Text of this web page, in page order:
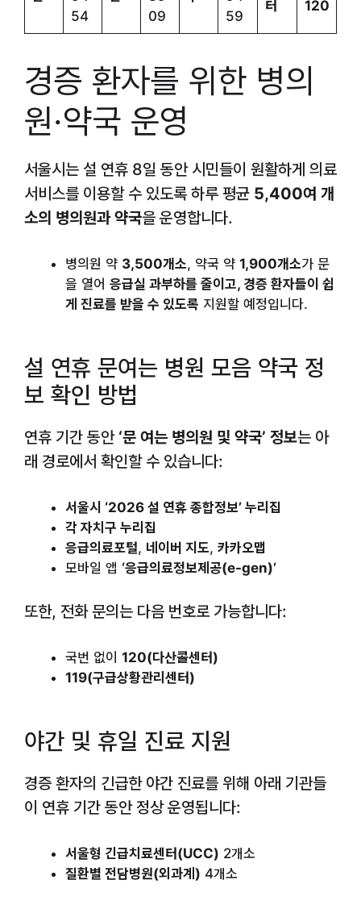
54
09
59
터 120
경증 환자를 위한 병의
원·약국 운영
서울시는 설 연휴 8일 동안 시민들이 원활하게 의료
서비스를 이용할 수 있도록 하루 평균 5,400여 개
소의 병의원과 약국을 운영합니다.
병의원 약 3,500개소, 약국 약 1,900개소가 문
을 열어 응급실 과부하를 줄이고, 경증 환자들이 쉽
게 진료를 받을 수 있도록 지원할 예정입니다.
설 연휴 문여는 병원 모음 약국 정
보 확인 방법
연휴 기간 동안 ‘문 여는 병의원 및 약국’ 정보는 아
래 경로에서 확인할 수 있습니다:
서울시 ‘2026 설 연휴 종합정보’ 누리집
각 자치구 누리집
응급의료포털, 네이버 지도, 카카오맵
모바일 앱 ‘응급의료정보제공(e-gen)’
또한, 전화 문의는 다음 번호로 가능합니다:
국번 없이 120(다산콜센터)
119(구급상황관리센터)
야간 및 휴일 진료 지원
경증 환자의 긴급한 야간 진료를 위해 아래 기관들
이 연휴 기간 동안 정상 운영됩니다:
서울형 긴급치료센터(UCC) 2개소
질환별 전담병원(외과계) 4개소